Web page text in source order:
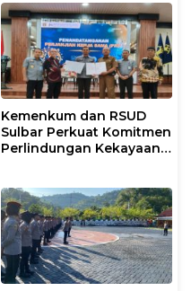
Kemenkum dan RSUD
Sulbar Perkuat Komitmen
Perlindungan Kekayaan